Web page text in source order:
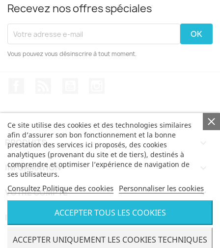
Recevez nos offres spéciales
Vous pouvez vous désinscrire à tout moment.
Ce site utilise des cookies et des technologies similaires
afin d’assurer son bon fonctionnement et la bonne
prestation des services ici proposés, des cookies
analytiques (provenant du site et de tiers), destinés à
comprendre et optimiser l’expérience de navigation de
ses utilisateurs.
Consultez Politique des cookies Personnaliser les cookies
ACCEPTER UNIQUEMENT LES COOKIES TECHNIQUES
ACCEPTER TOUS LES COOKIES
PRODUITS
INFORMATION
VOTRE COMPTE 
INFORMATIONS
© Bertoni iWear SRL via Feltre, 6 - 21100 Varese VAT